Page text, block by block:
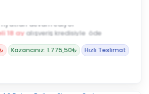
18 ayalışveriş kredisiyle öde
Kazancınız: 1.775,50₺ Hızlı Teslimat